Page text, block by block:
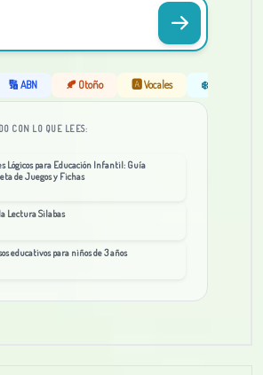
🔢 ABN 🍂 Otoño 🅰️ Vocales ❄️ Invierno
CON LO QUE LEES:
Lógicos para Educación Infantil: Guía
de Juegos y Fichas
Lectura Silabas
educativos para niños de 3 años